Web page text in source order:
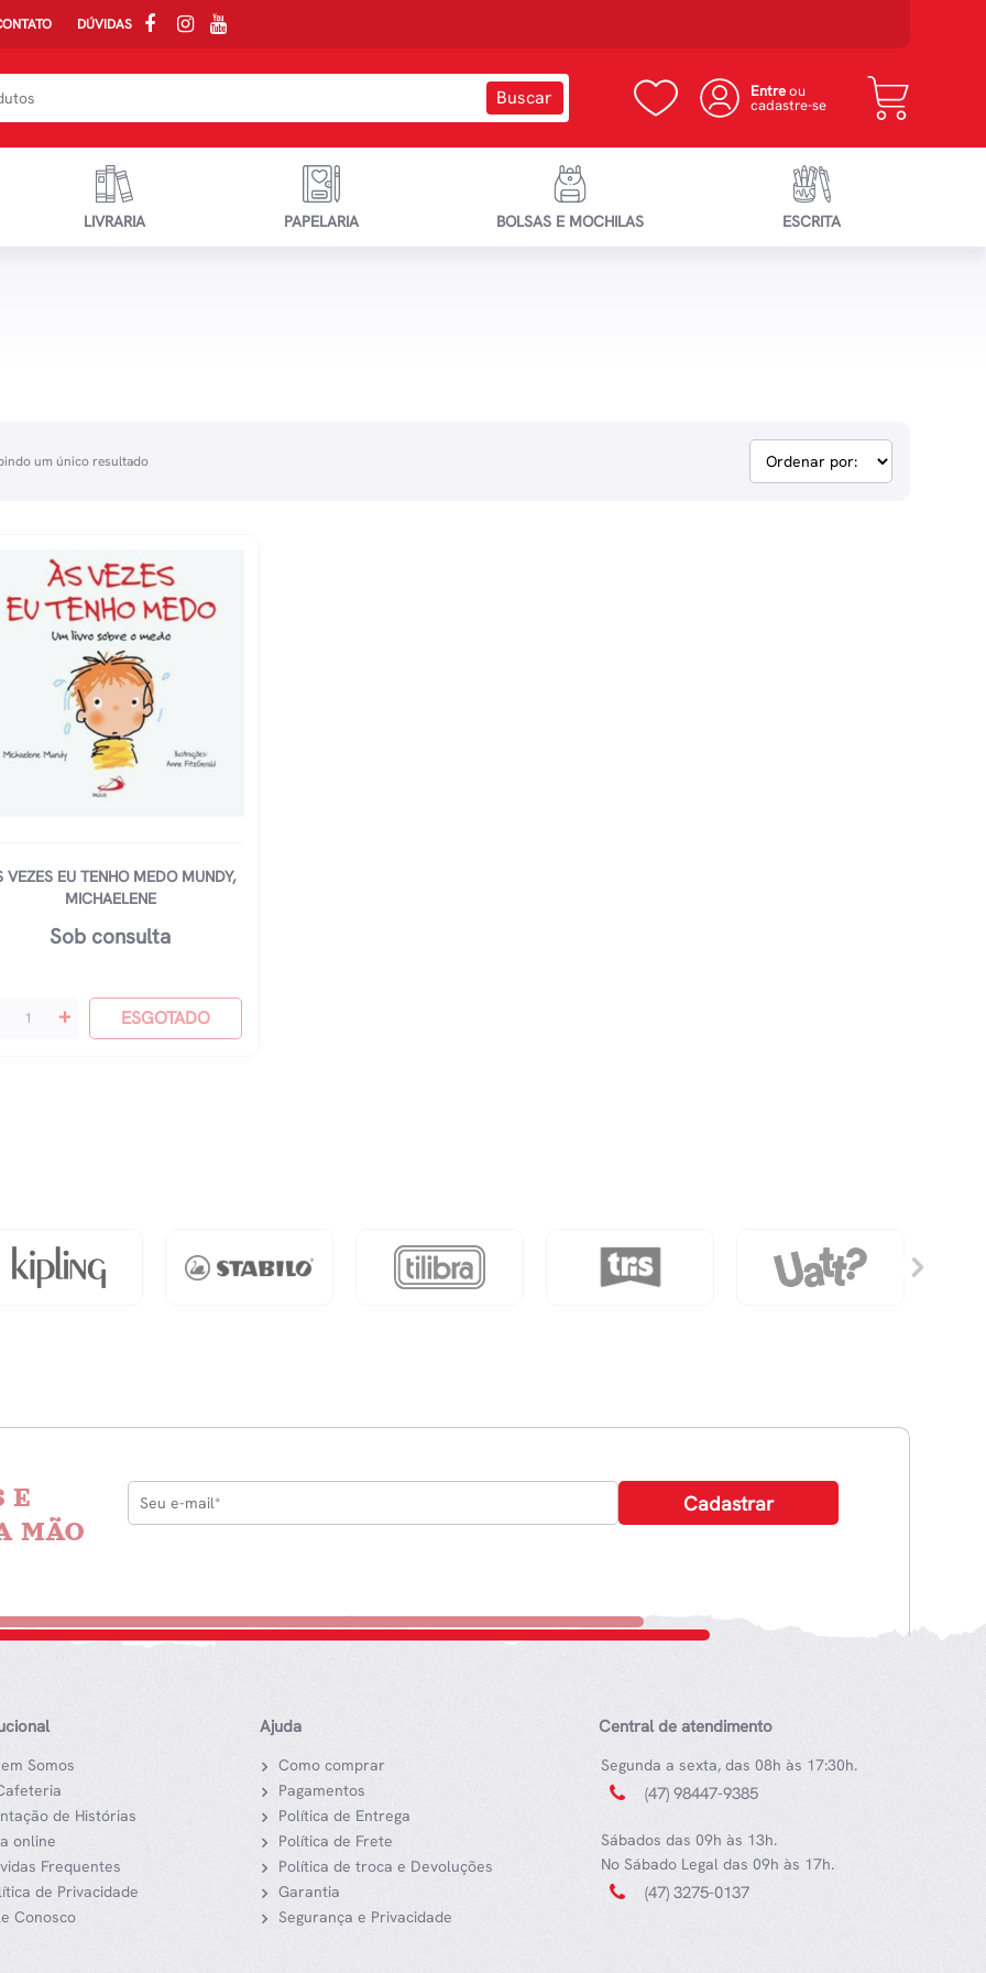
DÚVIDAS
Entreou
cadastre-se
LIVRARIA PAPELARIA BOLSAS E MOCHILAS ESCRITA
um único resultado
VEZES EU TENHO MEDO MUNDY,
MICHAELENE
Sob consulta
+ ESGOTADO
E
MÃO
Somos
de Histórias
online
Frequentes
de Privacidade
Conosco
Ajuda
Como comprar
Pagamentos
Política de Entrega
Política de Frete
Política de troca e Devoluções
Garantia
Segurança e Privacidade
Central de atendimento
Segunda a sexta, das 08h às 17:30h.
(47) 98447-9385
Sábados das 09h às 13h.
No Sábado Legal das 09h às 17h.
(47) 3275-0137